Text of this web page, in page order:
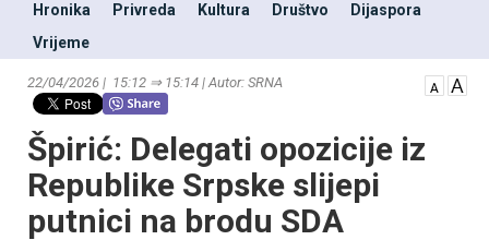
Hronika
Privreda Kultura Društvo
Dijaspora
Vrijeme
22/04/2026 | 15:12 ⇒ 15:14 | Autor: SRNA
Špirić: Delegati opozicije iz
Republike Srpske slijepi
putnici na brodu SDA